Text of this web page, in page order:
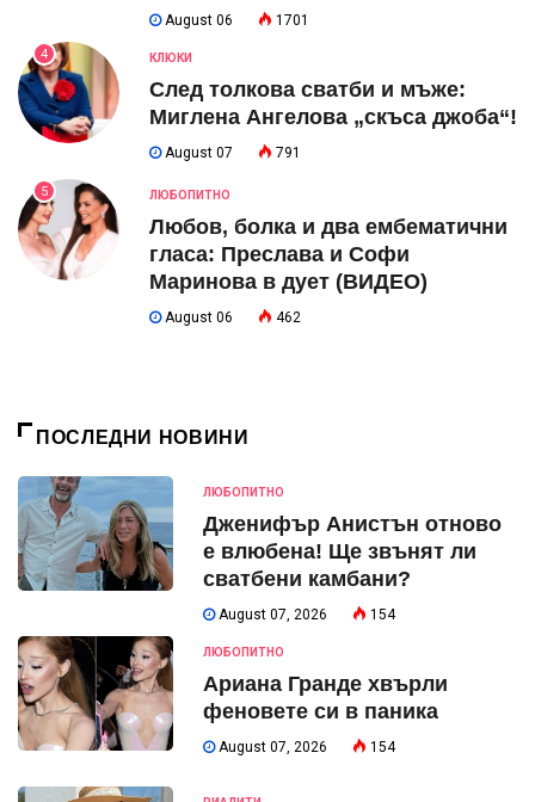
August 06 1701
4 КЛЮКИ
След толкова сватби и мъже:
Миглена Ангелова „скъса джоба“!
August 07 791
5 ЛЮБОПИТНО
Любов, болка и два ембематични
гласа: Преслава и Софи
Маринова в дует (ВИДЕО)
August 06 462
ПОСЛЕДНИ НОВИНИ
ЛЮБОПИТНО
Дженифър Анистън отново
е влюбена! Ще звънят ли
сватбени камбани?
August 07, 2026 154
ЛЮБОПИТНО
Ариана Гранде хвърли
феновете си в паника
August 07, 2026 154